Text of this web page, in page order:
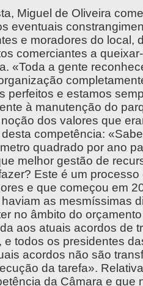
Miguel de Oliveira
eventuais
e moradores do local,
comerciantes a
«Toda a gente
perfeitos e estamos
à manutenção do
dos valores que
competência:
quadrado por ano
melhor gestão de
Este é um
e que começou em
as mesmíssimas
no âmbito do
aos atuais acordos de
e todos os presidentes
acordos não são
da tarefa».
da Câmara e que